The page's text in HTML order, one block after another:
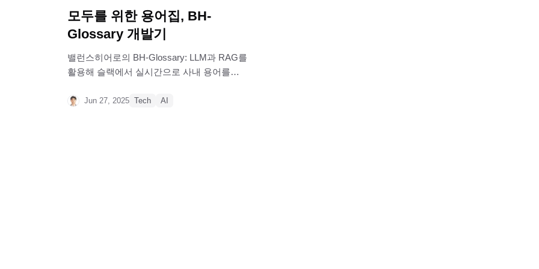
모두를 위한 용어집, BH-
Glossary 개발기
밸런스히어로의 BH-Glossary: LLM과 RAG를
활용해 슬랙에서 실시간으로 사내 용어를
개발기. 개발 계기, 구현 방법, 운영 전략까지
Jun 27, 2025 Tech AI